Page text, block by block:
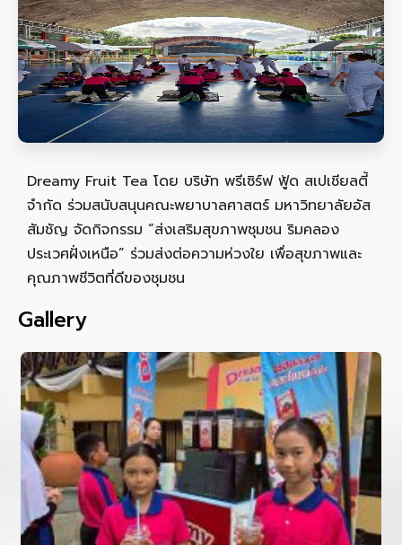
Dreamy Fruit Tea โดย บริษัท พรีเซิร์ฟ ฟู้ด สเปเชียลตี้
จำกัด ร่วมสนับสนุนคณะพยาบาลศาสตร์ มหาวิทยาลัยอัส
สัมชัญ จัดกิจกรรม “ส่งเสริมสุขภาพชุมชน ริมคลอง
ประเวศฝั่งเหนือ” ร่วมส่งต่อความห่วงใย เพื่อสุขภาพและ
คุณภาพชีวิตที่ดีของชุมชน
Gallery